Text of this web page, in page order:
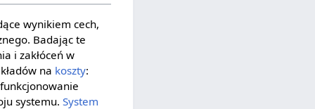
wynikiem cech,
Badając te
i zakłóceń w
na koszty:
systemu.System